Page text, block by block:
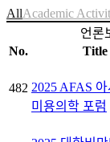
AllAcademic
언론
No.
Title
482 2025 AFAS 아
미용의학 포럼